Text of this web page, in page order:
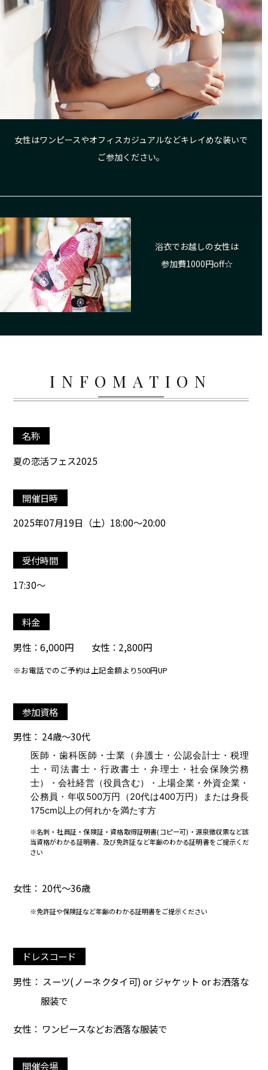
女性はワンピースやオフィスカジュアルなどキレイめな装いで
ご参加ください。
浴衣でお越しの女性は
参加費1000円off☆
INFOMATION
名称
夏の恋活フェス2025
開催日時
2025年07月19日（土）18:00～20:00
受付時間
17:30～
料金
男性：6,000円 女性：2,800円
※お電話でのご予約は上記金額より500円UP
参加資格
男性： 24歳～30代
医師・歯科医師・士業（弁護士・公認会計士・税理
士・司法書士・行政書士・弁理士・社会保険労務
士）・会社経営（役員含む）・上場企業・外資企業・
公務員・年収500万円（20代は400万円）または身長
175cm以上の何れかを満たす方
※名刺・社員証・保険証・資格取得証明書(コピー可)・源泉徴収票など該
当資格がわかる証明書、及び免許証など年齢のわかる証明書をご提示くだ
さい
女性： 20代～36歳
※免許証や保険証など年齢のわかる証明書をご提示ください
ドレスコード
男性： スーツ(ノーネクタイ可) or ジャケット or お洒落な
服装で
女性： ワンピースなどお洒落な服装で
開催会場